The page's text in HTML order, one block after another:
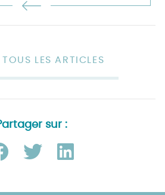
LES ARTICLES
sur :